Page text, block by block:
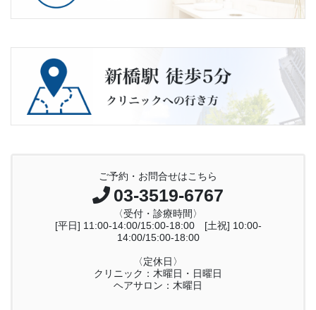
ご予約・お問合せはこちら
03-3519-6767
〈受付・診療時間〉
[平日] 11:00-14:00/15:00-18:00 [土祝] 10:00-
14:00/15:00-18:00
〈定休日〉
クリニック：木曜日・日曜日
ヘアサロン：木曜日